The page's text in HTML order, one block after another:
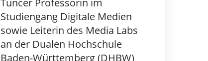
Tuncer Professorin im
Studiengang Digitale Medien
sowie Leiterin des Media Labs
an der Dualen Hochschule
Baden-Württemberg (DHBW)